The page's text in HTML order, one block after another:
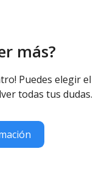
más?
Puedes elegir el
todas tus dudas.